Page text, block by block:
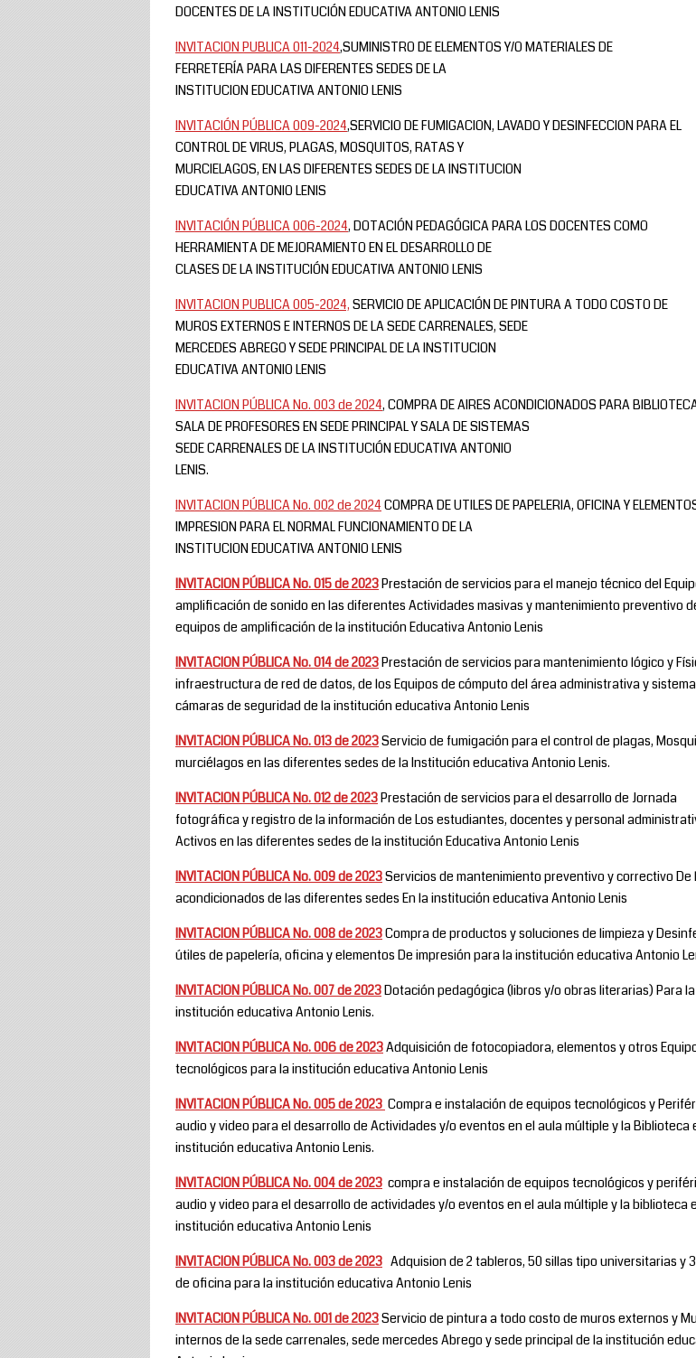
DOCENTES DE LA INSTITUCIÓN EDUCATIVA ANTONIO LENIS
INVITACION PUBLICA 011-2024,SUMINISTRO DE ELEMENTOS Y/O MATERIALES DE
FERRETERÍA PARA LAS DIFERENTES SEDES DE LA
INSTITUCION EDUCATIVA ANTONIO LENIS
INVITACIÓN PÚBLICA 009-2024,SERVICIO DE FUMIGACION, LAVADO Y DESINFECCION PARA EL
CONTROL DE VIRUS, PLAGAS, MOSQUITOS, RATAS Y
MURCIELAGOS, EN LAS DIFERENTES SEDES DE LA INSTITUCION
EDUCATIVA ANTONIO LENIS
INVITACIÓN PÚBLICA 006-2024, DOTACIÓN PEDAGÓGICA PARA LOS DOCENTES COMO
HERRAMIENTA DE MEJORAMIENTO EN EL DESARROLLO DE
CLASES DE LA INSTITUCIÓN EDUCATIVA ANTONIO LENIS
INVITACION PUBLICA 005-2024, SERVICIO DE APLICACIÓN DE PINTURA A TODO COSTO DE
MUROS EXTERNOS E INTERNOS DE LA SEDE CARRENALES, SEDE
MERCEDES ABREGO Y SEDE PRINCIPAL DE LA INSTITUCION
EDUCATIVA ANTONIO LENIS
INVITACION PÚBLICA No. 003 de 2024, COMPRA DE AIRES ACONDICIONADOS PARA
SALA DE PROFESORES EN SEDE PRINCIPAL Y SALA DE SISTEMAS
SEDE CARRENALES DE LA INSTITUCIÓN EDUCATIVA ANTONIO
LENIS.
INVITACION PÚBLICA No. 002 de 2024 COMPRA DE UTILES DE PAPELERIA, OFICINA Y
IMPRESION PARA EL NORMAL FUNCIONAMIENTO DE LA
INSTITUCION EDUCATIVA ANTONIO LENIS
INVITACION PÚBLICA No. 015 de 2023Prestación de servicios para el manejo técnico del
amplificación de sonido en las diferentes Actividades masivas y mantenimiento preventivo
equipos de amplificación de la institución Educativa Antonio Lenis
INVITACION PÚBLICA No. 014 de 2023Prestación de servicios para mantenimiento lógico y
infraestructura de red de datos, de los Equipos de cómputo del área administrativa y
cámaras de seguridad de la institución educativa Antonio Lenis
INVITACION PÚBLICA No. 013 de 2023Servicio de fumigación para el control de plagas,
murciélagos en las diferentes sedes de la Institución educativa Antonio Lenis.
INVITACION PÚBLICA No. 012 de 2023Prestación de servicios para el desarrollo de Jornada
fotográfica y registro de la información de Los estudiantes, docentes y personal
Activos en las diferentes sedes de la institución Educativa Antonio Lenis
INVITACION PÚBLICA No. 009 de 2023Servicios de mantenimiento preventivo y correctivo De
acondicionados de las diferentes sedes En la institución educativa Antonio Lenis
INVITACION PÚBLICA No. 008 de 2023Compra de productos y soluciones de limpieza y
útiles de papelería, oficina y elementos De impresión para la institución educativa Antonio
INVITACION PÚBLICA No. 007 de 2023Dotación pedagógica (libros y/o obras literarias) Para la
institución educativa Antonio Lenis.
INVITACION PÚBLICA No. 006 de 2023Adquisición de fotocopiadora, elementos y otros
tecnológicos para la institución educativa Antonio Lenis
INVITACION PÚBLICA No. 005 de 2023 Compra e instalación de equipos tecnológicos y
audio y video para el desarrollo de Actividades y/o eventos en el aula múltiple y la Biblioteca
institución educativa Antonio Lenis.
INVITACION PÚBLICA No. 004 de 2023 compra e instalación de equipos tecnológicos y
audio y video para el desarrollo de actividades y/o eventos en el aula múltiple y la biblioteca
institución educativa Antonio Lenis
INVITACION PÚBLICA No. 003 de 2023 Adquision de 2 tableros, 50 sillas tipo universitarias y
de oficina para la institución educativa Antonio Lenis
INVITACION PÚBLICA No. 001 de 2023Servicio de pintura a todo costo de muros externos y
internos de la sede carrenales, sede mercedes Abrego y sede principal de la institución